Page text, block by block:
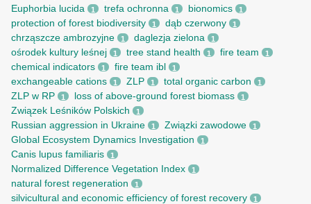
Euphorbia lucida 1 trefa ochronna 1 bionomics 1
protection of forest biodiversity 1 dąb czerwony 1
chrząszcze ambrozyjne 1 daglezja zielona 1
ośrodek kultury leśnej 1 tree stand health 1 fire team 1
chemical indicators 1 fire team ibl 1
exchangeable cations 1 ZLP 1 total organic carbon 1
ZLP w RP 1 loss of above-ground forest biomass 1
Związek Leśników Polskich 1
Russian aggression in Ukraine 1 Związki zawodowe 1
Global Ecosystem Dynamics Investigation 1
Canis lupus familiaris 1
Normalized Difference Vegetation Index 1
natural forest regeneration 1
silvicultural and economic efficiency of forest recovery 1